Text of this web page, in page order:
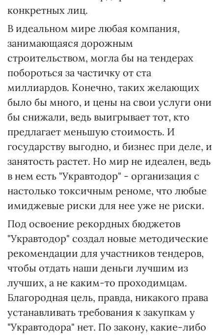
конкретных лиц.
В идеальном мире любая компания,
занимающаяся дорожным
строительством, могла бы на тендерах
побороться за частичку от ста
миллиардов. Конечно, таких желающих
было бы много, и цены на свои услуги они
бы снижали, ведь выигрывает тот, кто
предлагает меньшую стоимость. И
государству выгодно, и бизнес при деле, и
занятость растет. Но мир не идеален, ведь
в нем есть "Укравтодор" - организация с
настолько токсичным реноме, что любые
имиджевые риски для нее уже не риски.
Под освоение рекордных бюджетов
"Укравтодор" создал новые методические
рекомендации для участников тендеров,
чтобы отдать наши деньги лучшим из
лучших, а не каким-то проходимцам.
Благородная цель, правда, никакого права
устанавливать требования к закупкам у
"Укравтодора" нет. По закону, какие-либо